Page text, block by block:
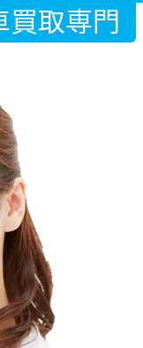
買取専門